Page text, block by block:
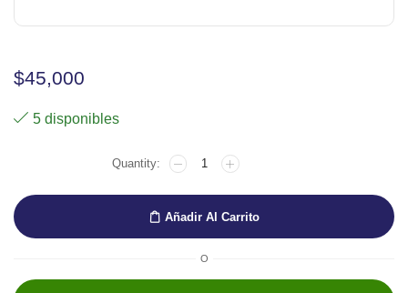
$45,000
5 disponibles
TINTA
SENNELIER
BURNT
30
ML
cantidad
Añadir Al Carrito
O